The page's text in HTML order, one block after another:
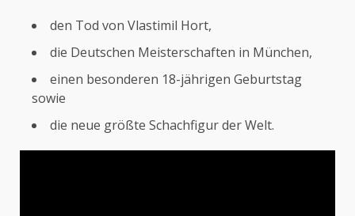
den Tod von Vlastimil Hort,
die Deutschen Meisterschaften in München,
einen besonderen 18-jährigen Geburtstag
sowie
die neue größte Schachfigur der Welt.